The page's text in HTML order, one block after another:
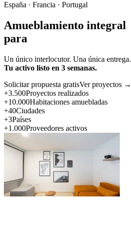
España · Francia · Portugal
Amueblamiento integral
para
Un único interlocutor. Una única entrega.
Tu activo listo en 3 semanas.
Solicitar propuesta gratisVer proyectos →
+3.500Proyectos realizados
+10.000Habitaciones amuebladas
+40Ciudades
+3Países
+1.000Proveedores activos